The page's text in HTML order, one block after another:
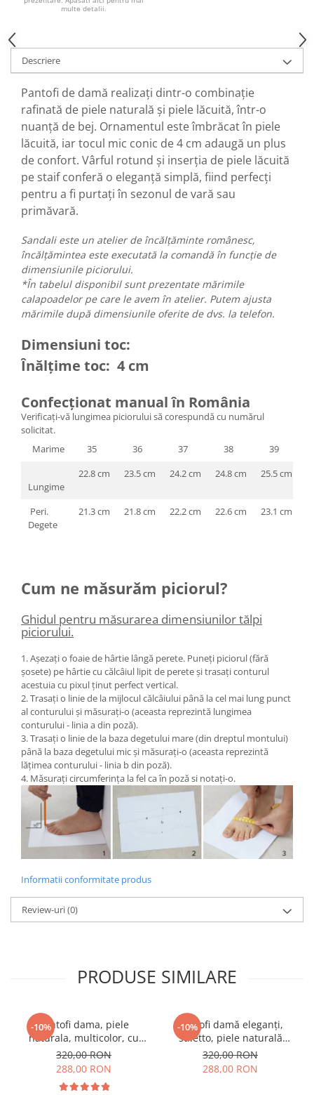
multe detalii.
Descriere
Pantofi de damă realizați dintr-o combinație
rafinată de piele naturală și piele lăcuită, într-o
nuanță de bej. Ornamentul este îmbrăcat în piele
lăcuită, iar tocul mic conic de 4 cm adaugă un plus
de confort. Vârful rotund și inserția de piele lăcuită
pe staif conferă o eleganță simplă, fiind perfecți
pentru a fi purtați în sezonul de vară sau
primăvară.
Sandali este un atelier de încălțăminte românesc,
încălțămintea este executată la comandă în funcție de
dimensiunile piciorului.
*În tabelul disponibil sunt prezentate mărimile
calapoadelor pe care le avem în atelier. Putem ajusta
mărimile după dimensiunile oferite de dvs. la telefon.
Dimensiuni toc:
Înălțime toc: 4 cm
Confecționat manual în România
Verificați-vă lungimea piciorului să corespundă cu numărul
solicitat.
Marime
35 36 37 38 39
Lungime
22.8 cm 23.5 cm 24.2 cm 24.8 cm 25.5 cm
Peri.
Degete
21.3 cm 21.8 cm 22.2 cm 22.6 cm 23.1 cm
Cum ne măsurăm piciorul?
Ghidul pentru măsurarea dimensiunilor tălpi
piciorului.
1. Așezați o foaie de hârtie lângă perete. Puneți piciorul (fără
șosete) pe hârtie cu călcâiul lipit de perete și trasați conturul
acestuia cu pixul ținut perfect vertical.
2. Trasați o linie de la mijlocul călcâiului până la cel mai lung punct
al conturului și măsurați-o (aceasta reprezintă lungimea
conturului - linia a din poză).
3. Trasați o linie de la baza degetului mare (din dreptul montului)
până la baza degetului mic și măsurați-o (aceasta reprezintă
lățimea conturului - linia b din poză).
4. Măsurați circumferința la fel ca în poză si notați-o.
Informatii conformitate produs
Review-uri(0)
PRODUSE SIMILARE
-10%
Pantofi dama, piele
naturala, multicolor, cu
imprimeu sarpe, toc mic,
gros, Sandali
320,00 RON
288,00 RON
-10%
Pantofi damă eleganți,
stiletto, piele naturală
velur, toc gros îmbrăcat,
negru zig-zag, negru
320,00 RON
288,00 RON